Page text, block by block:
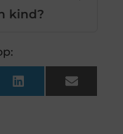
kind?
LinkedInEmail